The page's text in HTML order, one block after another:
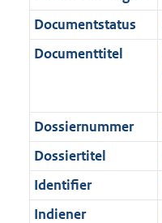
f
a
a
t
n
m
a
a
b
i
r
m
a
t
K
e
o
r
m
a
8
K
Documentstatus
Documenttitel
Dossiernummer
Dossiertitel
Identifier
Indiener